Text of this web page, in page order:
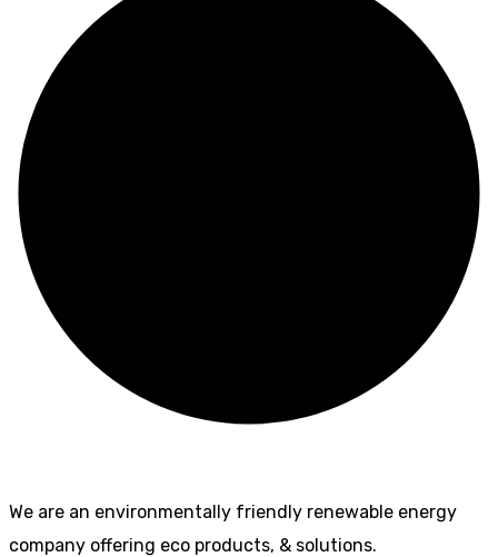
We are an environmentally friendly renewable energy
company offering eco products, & solutions.